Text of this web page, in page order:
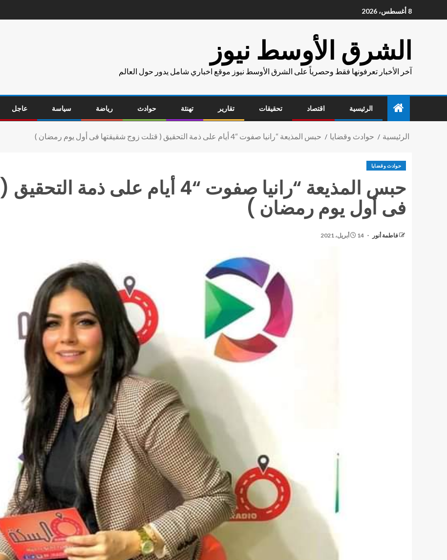
8 أغسطس، 2026
الشرق الأوسط نيوز
آخر الأخبار تعرفونها فقط وحصرياً على الشرق الأوسط نيوز موقع اخباري شامل يدور حول العالم
الرئيسية اقتصاد تحقيقات تقارير تهنئة حوادث رياضة سياسة عاجل
الرئيسية حوادث وقضايا حبس المذيعة “رانيا صفوت “4 أيام على ذمة التحقيق ( قتلت زوج شقيقتها فى أول يوم رمضان )
حوادث وقضايا
حبس المذيعة “رانيا صفوت “4 أيام
فى أول يوم رمضان )
فاطمة أنور 14 أبريل، 2021